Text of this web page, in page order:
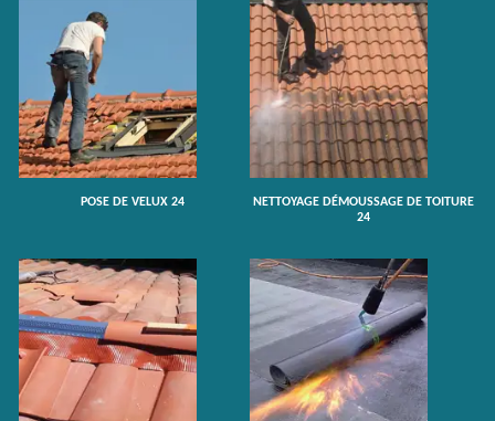
POSE DE VELUX 24
NETTOYAGE DÉMOUSSAGE DE TOITURE
24